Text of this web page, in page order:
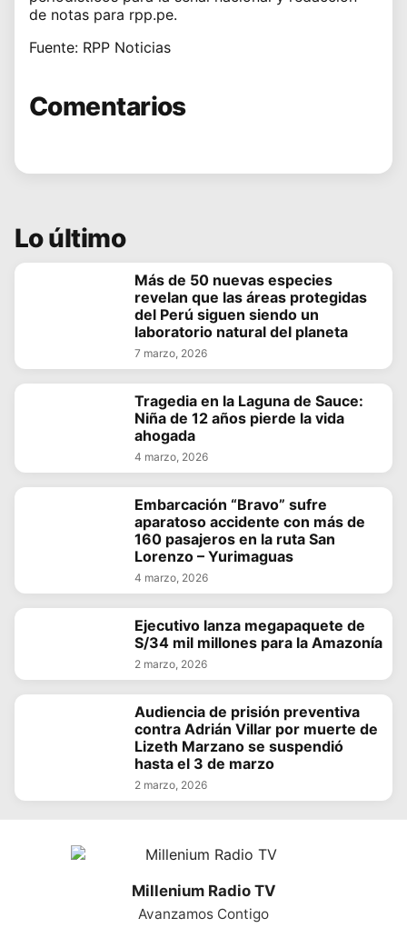
de notas para rpp.pe.
Fuente: RPP Noticias
Comentarios
Lo último
Más de 50 nuevas especies
revelan que las áreas protegidas
del Perú siguen siendo un
laboratorio natural del planeta
7 marzo, 2026
Tragedia en la Laguna de Sauce:
Niña de 12 años pierde la vida
ahogada
4 marzo, 2026
Embarcación “Bravo” sufre
aparatoso accidente con más de
160 pasajeros en la ruta San
Lorenzo – Yurimaguas
4 marzo, 2026
Ejecutivo lanza megapaquete de
S/34 mil millones para la Amazonía
2 marzo, 2026
Audiencia de prisión preventiva
contra Adrián Villar por muerte de
Lizeth Marzano se suspendió
hasta el 3 de marzo
2 marzo, 2026
Millenium Radio TV
Avanzamos Contigo